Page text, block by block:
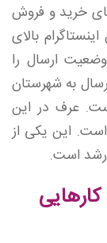
خرید و فروش
بالای
ارسال را
به شهرستان
عرف در این
این یکی از
است.